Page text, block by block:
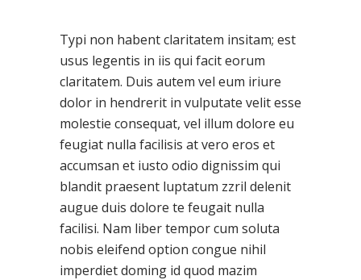
Typi non habent claritatem insitam; est
usus legentis in iis qui facit eorum
claritatem. Duis autem vel eum iriure
dolor in hendrerit in vulputate velit esse
molestie consequat, vel illum dolore eu
feugiat nulla facilisis at vero eros et
accumsan et iusto odio dignissim qui
blandit praesent luptatum zzril delenit
augue duis dolore te feugait nulla
facilisi. Nam liber tempor cum soluta
nobis eleifend option congue nihil
imperdiet doming id quod mazim